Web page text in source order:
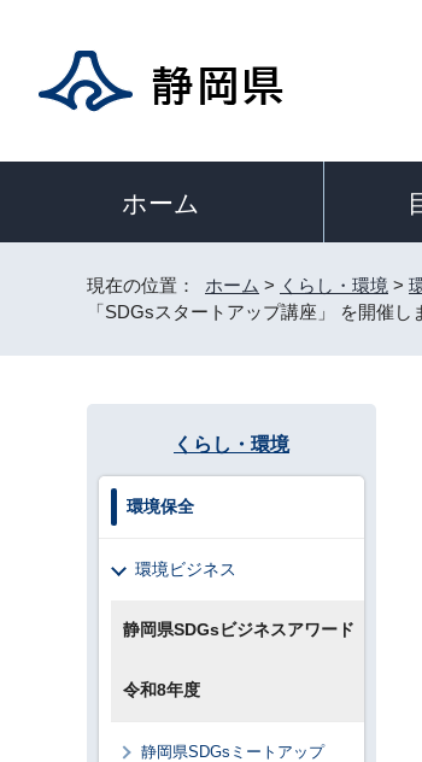
ホーム
現在の位置： ホーム > くらし・環境 >
「SDGsスタートアップ講座」 を開催し
くらし・環境
環境保全
環境ビジネス
静岡県SDGsビジネスアワード
令和8年度
静岡県SDGsミートアップ